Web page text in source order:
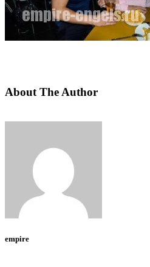
About The Author
empire